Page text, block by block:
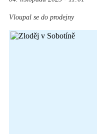
Vloupal se do prodejny